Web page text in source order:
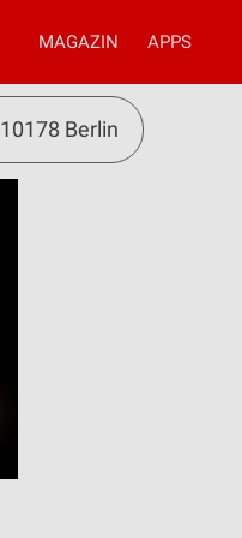
MAGAZIN APPS
10178 Berlin